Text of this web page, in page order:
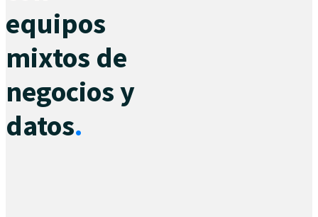
equipos
mixtos de
negocios y
datos.